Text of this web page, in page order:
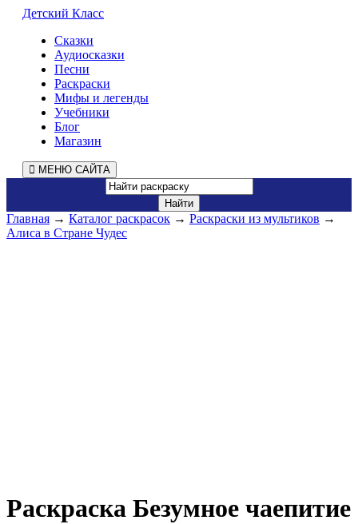
Детский Класс
Сказки
Аудиосказки
Песни
Раскраски
Мифы и легенды
Учебники
Блог
Магазин
МЕНЮ САЙТА
Главная → Каталог раскрасок → Раскраски из мультиков →
Алиса в Стране Чудес
Раскраска Безумное чаепитие